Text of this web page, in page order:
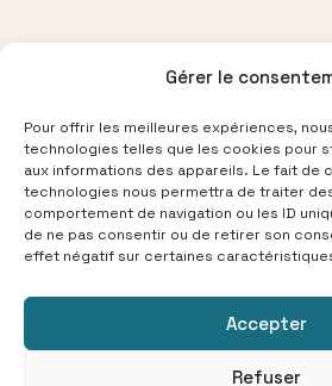
Gérer le
Pour offrir les meilleures expériences,
technologies telles que les cookies pour
aux informations des appareils. Le fait de
technologies nous permettra de traiter
comportement de navigation ou les ID
de ne pas consentir ou de retirer son
effet négatif sur certaines
Accepter
Refuser
© 2025 Samed® — Tous droits